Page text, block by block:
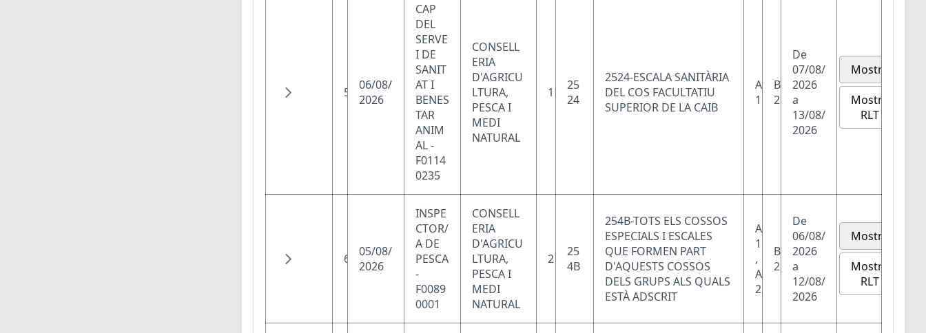
5
06/08/
2026
CAP
DEL
SERVE
I DE
SANIT
AT I
BENES
TAR
ANIM
AL -
F0114
0235
CONSELL
ERIA
D'AGRICU
LTURA,
PESCA I
MEDI
NATURAL
1
25
24
2524-ESCALA SANITÀRIA
DEL COS FACULTATIU
SUPERIOR DE LA CAIB
A
1
B
2
De
07/08/
2026
a
13/08/
2026
Mostra
Mostra
RLT
6
05/08/
2026
INSPE
CTOR/
A DE
PESCA
-
F0089
0001
CONSELL
ERIA
D'AGRICU
LTURA,
PESCA I
MEDI
NATURAL
2
25
4B
254B-TOTS ELS COSSOS
ESPECIALS I ESCALES
QUE FORMEN PART
D'AQUESTS COSSOS
DELS GRUPS ALS QUALS
ESTÀ ADSCRIT
A
1
,
A
2
B
2
De
06/08/
2026
a
12/08/
2026
Mostra
Mostra
RLT